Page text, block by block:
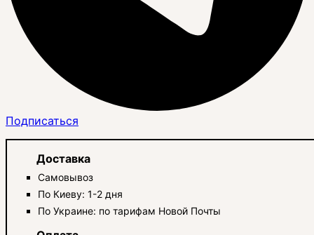
Подписаться
Доставка
Самовывоз
По Киеву: 1-2 дня
По Украине: по тарифам Новой Почты